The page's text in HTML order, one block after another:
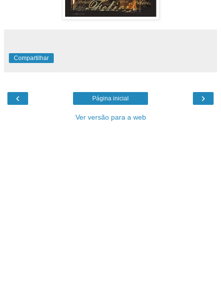
Compartilhar
‹ ›
Página inicial
Ver versão para a web